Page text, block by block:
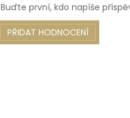
Buďte první, kdo napíše
PŘIDAT HODNOCENÍ